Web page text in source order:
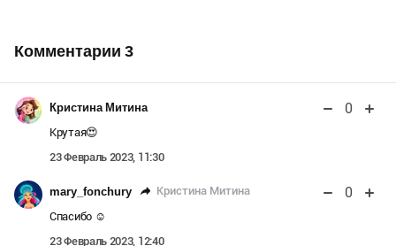
Комментарии 3
Кристина Митина 0
Крутая😍
23 Февраль 2023, 11:30
mary_fonchury Кристина Митина 0
Спасибо ☺️
23 Февраль 2023, 12:40